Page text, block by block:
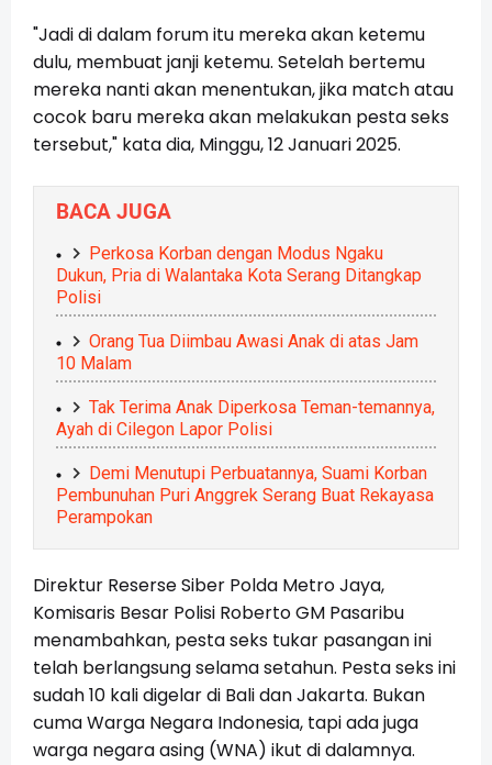
"Jadi di dalam forum itu mereka akan ketemu
dulu, membuat janji ketemu. Setelah bertemu
mereka nanti akan menentukan, jika match atau
cocok baru mereka akan melakukan pesta seks
tersebut," kata dia, Minggu, 12 Januari 2025.
BACA JUGA
Perkosa Korban dengan Modus Ngaku
Dukun, Pria di Walantaka Kota Serang Ditangkap
Polisi
Orang Tua Diimbau Awasi Anak di atas Jam
10 Malam
Tak Terima Anak Diperkosa Teman-temannya,
Ayah di Cilegon Lapor Polisi
Demi Menutupi Perbuatannya, Suami Korban
Pembunuhan Puri Anggrek Serang Buat Rekayasa
Perampokan
Direktur Reserse Siber Polda Metro Jaya,
Komisaris Besar Polisi Roberto GM Pasaribu
menambahkan, pesta seks tukar pasangan ini
telah berlangsung selama setahun. Pesta seks ini
sudah 10 kali digelar di Bali dan Jakarta. Bukan
cuma Warga Negara Indonesia, tapi ada juga
warga negara asing (WNA) ikut di dalamnya.